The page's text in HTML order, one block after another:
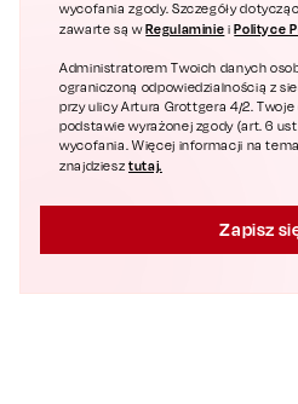
wycofania zgody. Szczegóły
zawarte są wRegulaminie i Polityce
Administratorem Twoich danych
ograniczoną odpowiedzialnością z
przy ulicy Artura Grottgera 4/2.
podstawie wyrażonej zgody (art. 6
wycofania. Więcej informacji na
znajdziesztutaj.
Zapisz